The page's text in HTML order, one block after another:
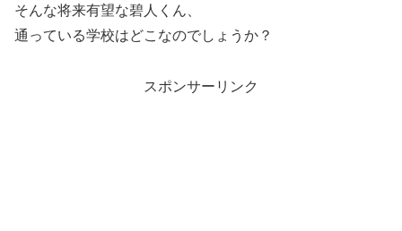
そんな将来有望な碧人くん、
通っている学校はどこなのでしょうか？
スポンサーリンク